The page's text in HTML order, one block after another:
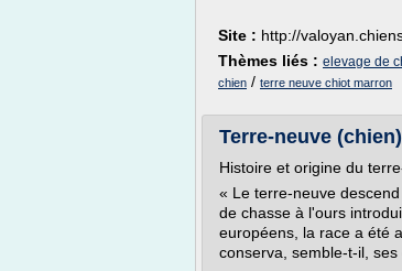
Site : http://
Thèmes liés : elevage de
chien / terre neuve chiot marron
Terre-neuve
Histoire et origine du
« Le terre-neuve
de chasse à l'ours
européens, la race a été
conserva, semble-t-il, ses